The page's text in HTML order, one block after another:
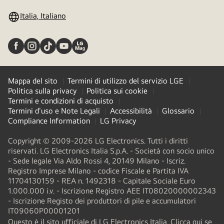
Italia, Italiano
Mappa del sito
Termini di utilizzo del servizio LGE
Politica sulla privacy
Politica sui cookie
Termini e condizioni di acquisto
Termini d'uso e Note Legali
Accessibilità
Glossario
Compliance Information
LG Privacy
Copyright © 2009-2026 LG Electronics. Tutti i diritti
riservati. LG Electronics Italia S.p.A. - Società con socio unico
- Sede legale Via Aldo Rossi 4, 20149 Milano - Iscriz.
Registro Imprese Milano - codice Fiscale e Partita IVA
11704130159 - REA n. 1492318 - Capitale Sociale Euro
1.000.000 i.v. - Iscrizione Registro AEE IT08020000002343​
- Iscrizione Registo dei produttori di pile e accumulatori
IT09060P00001201
Questo è il sito ufficiale di LG Electronics Italia. Clicca qui se